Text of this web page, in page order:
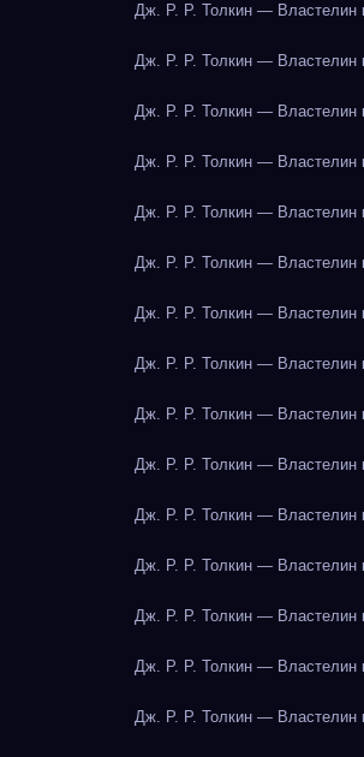
Дж. Р. Р. Толкин — Властелин
Дж. Р. Р. Толкин — Властелин
Дж. Р. Р. Толкин — Властелин
Дж. Р. Р. Толкин — Властелин
Дж. Р. Р. Толкин — Властелин
Дж. Р. Р. Толкин — Властелин
Дж. Р. Р. Толкин — Властелин
Дж. Р. Р. Толкин — Властелин
Дж. Р. Р. Толкин — Властелин
Дж. Р. Р. Толкин — Властелин
Дж. Р. Р. Толкин — Властелин
Дж. Р. Р. Толкин — Властелин
Дж. Р. Р. Толкин — Властелин
Дж. Р. Р. Толкин — Властелин
Дж. Р. Р. Толкин — Властелин